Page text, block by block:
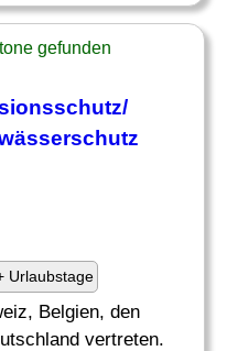
gefunden
/
Urlaubstage
Belgien, den
vertreten.